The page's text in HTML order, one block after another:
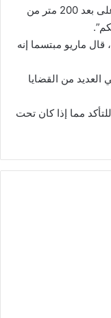
وأضاف: “عاد المشتبه به إلى مبنى المزارع على بعد 200 متر من
قال ماريو مبتسما إنه
من القضايا
مما إذا كان تحت